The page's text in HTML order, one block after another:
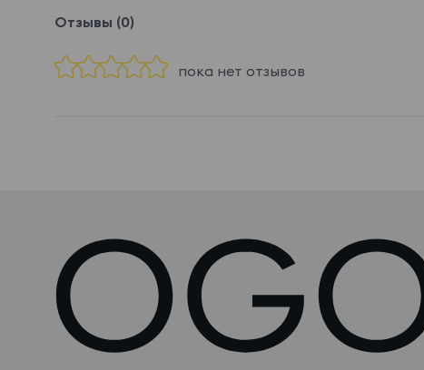
Отзывы (0)
пока нет отзывов